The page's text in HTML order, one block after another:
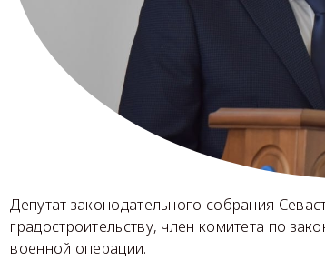
Депутат законодательного собрания
градостроительству, член комитета по
военной операции.